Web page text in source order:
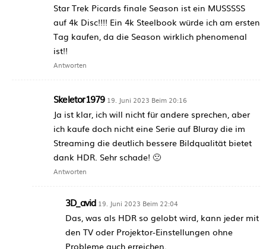
Star Trek Picards finale Season ist ein MUSSSSS
auf 4k Disc!!!! Ein 4k Steelbook würde ich am ersten
Tag kaufen, da die Season wirklich phenomenal
ist!!
Antworten
Skeletor1979 19. Juni 2023 Beim 20:16
Ja ist klar, ich will nicht für andere sprechen, aber
ich kaufe doch nicht eine Serie auf Bluray die im
Streaming die deutlich bessere Bildqualität bietet
dank HDR. Sehr schade! 🙁
Antworten
3D_avid 19. Juni 2023 Beim 22:04
Das, was als HDR so gelobt wird, kann jeder mit
den TV oder Projektor-Einstellungen ohne
Probleme auch erreichen.